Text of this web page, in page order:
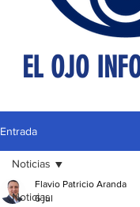
EL OJO
Entrada
Noticias
Noticias
Flavio Patricio Aranda
6 jul